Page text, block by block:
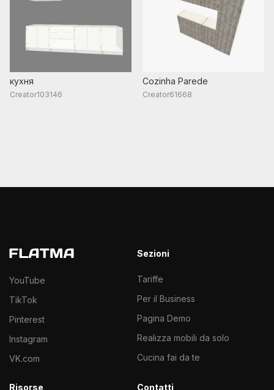
кухня
Creator103146
Cozinha Parede
Creator61668
YouTube
TikTok
Pinterest
Instagram
VK.com
Sezioni
Tariffe
Per il Business
Pagina Demo
Realizza mobili da solo
Cucina fai da te
Risorse Contatti